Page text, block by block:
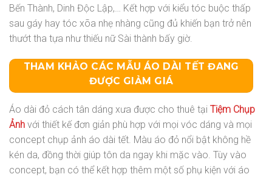
Bến Thành, Dinh Độc Lập,… Kết hợp với kiểu tóc buộc thấp
sau gáy hay tóc xõa nhẹ nhàng cũng đủ khiến bạn trở nên
thướt tha tựa như thiếu nữ Sài thành bấy giờ.
THAM KHẢO CÁC MẪU ÁO DÀI TẾT ĐANG
ĐƯỢC GIẢM GIÁ
Áo dài đỏ cách tân dáng xưa được cho thuê tại Tiệm Chụp
Ảnh với thiết kế đơn giản phù hợp với mọi vóc dáng và mọi
concept chụp ảnh áo dài tết. Màu áo đỏ nổi bật không hề
kén da, đồng thời giúp tôn da ngay khi mặc vào. Tùy vào
concept, bạn có thể kết hợp thêm một số phụ kiện với áo